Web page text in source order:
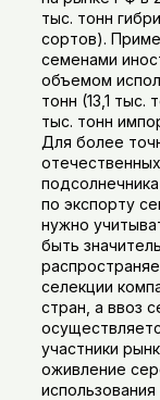
тыс. тонн
сортов).
семенами
объемом
тонн (13,1 тыс.
тыс. тонн
Для более
по экспорту
нужно
быть
селекции
стран, а ввоз
участники
оживление